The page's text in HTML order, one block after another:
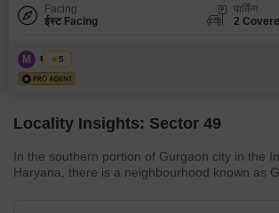
Facing
ईस्ट Facing
पार्किंग
2
M मोनू शर्मा
5
Locality Insights: Sector 49
In the southern portion of Gurgaon city in the
Haryana, there is a neighbourhood known as